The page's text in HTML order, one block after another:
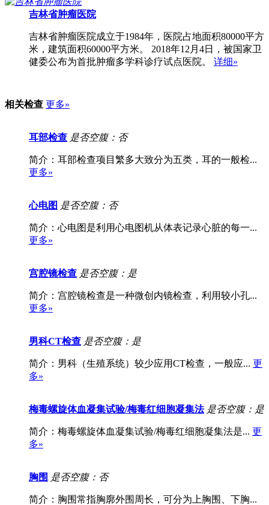
吉林省肿瘤医院
吉林省肿瘤医院成立于1984年，医院占地面积80000平方
米，建筑面积60000平方米。 2018年12月4日，被国家卫
健委公布为首批肿瘤多学科诊疗试点医院。 详细»
相关检查 更多»
耳部检查 是否空腹：否
简介：耳部检查项目繁多大致分为五类，耳的一般检...
更多»
心电图 是否空腹：否
简介：心电图是利用心电图机从体表记录心脏的每一...
更多»
宫腔镜检查 是否空腹：是
简介：宫腔镜检查是一种微创内镜检查，利用较小孔...
更多»
男科CT检查 是否空腹：是
简介：男科（生殖系统）较少应用CT检查，一般应... 更
多»
梅毒螺旋体血凝集试验/梅毒红细胞凝集法 是否空腹：是
简介：梅毒螺旋体血凝集试验/梅毒红细胞凝集法是... 更
多»
胸围 是否空腹：否
简介：胸围常指胸廓外围周长，可分为上胸围、下胸...